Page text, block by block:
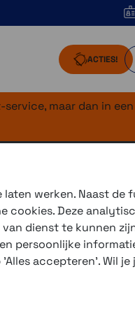
ACTIES!
maar dan in
om de pols worden
toestellen meten
die zijn
werken. Naast de
cookies. Deze
dienst te kunnen
persoonlijke
accepteren'. Wil je